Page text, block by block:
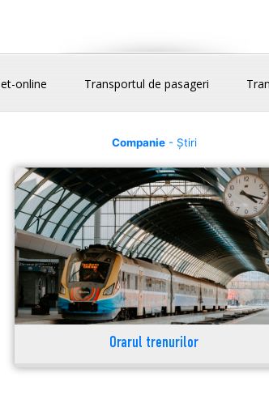
online Transportul de pasageri
Companie- Știri
Orarul trenurilor